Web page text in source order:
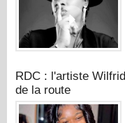
RDC : l'artiste
de la route